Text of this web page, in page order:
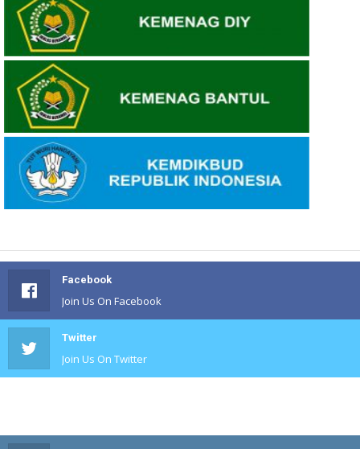
Facebook
Join Us On Facebook
Twitter
Join Us On Twitter